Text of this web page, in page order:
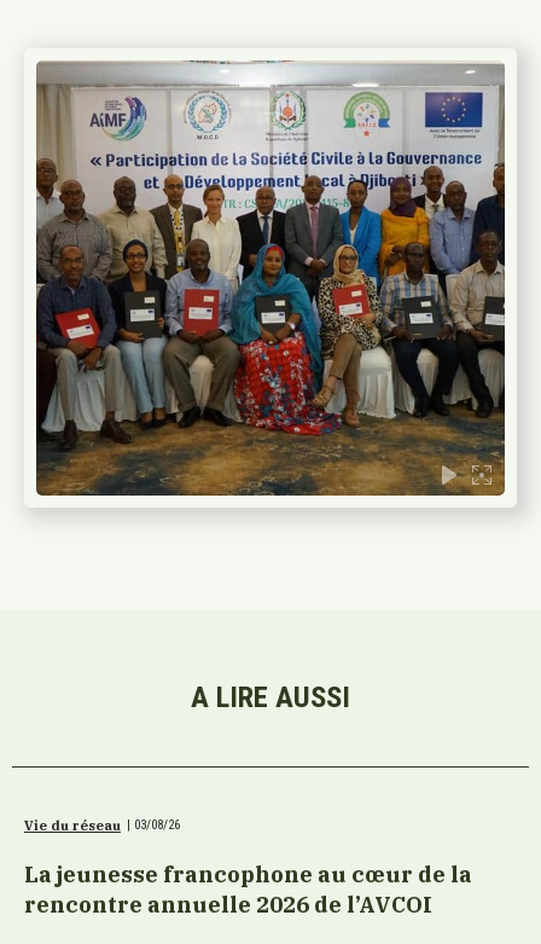
A LIRE AUSSI
Vie du réseau 03/08/26
La jeunesse francophone au cœur de la
rencontre annuelle 2026 de l’AVCOI